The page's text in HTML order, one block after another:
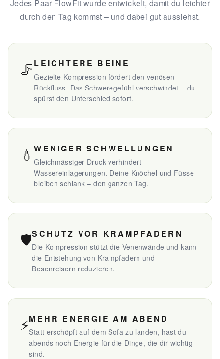
Jedes Paar FlowFit wurde entwickelt, damit du leichter
durch den Tag kommst – und dabei gut aussiehst.
🦵LEICHTERE BEINE
Gezielte Kompression fördert den venösen
Rückfluss. Das Schweregefühl verschwindet – du
spürst den Unterschied sofort.
💧WENIGER SCHWELLUNGEN
Gleichmässiger Druck verhindert
Wassereinlagerungen. Deine Knöchel und Füsse
bleiben schlank – den ganzen Tag.
🛡️SCHUTZ VOR KRAMPFADERN
Die Kompression stützt die Venenwände und kann
die Entstehung von Krampfadern und
Besenreisern reduzieren.
⚡MEHR ENERGIE AM ABEND
Statt erschöpft auf dem Sofa zu landen, hast du
abends noch Energie für die Dinge, die dir wichtig
sind.